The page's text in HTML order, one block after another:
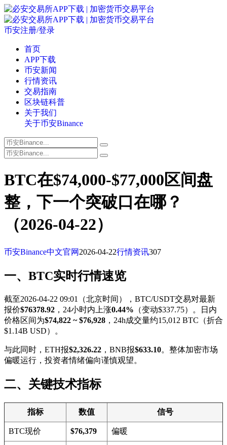
币安注册/登录
首页
APP下载
币安新闻
行情资讯
交易指南
区块链科普
关于我们
关于币安Binance
BTC在$74,000-$77,000区间盘
整，下一个突破口在哪？
（2026-04-22）
币安Binance中文官网 2026-04-22行情资讯307
一、BTC实时行情速览
截至2026-04-22 09:01（北京时间），BTC/USDT交易对最新
报价$76378.92 ，24小时内上涨0.44% （变动$337.75）。日内
价格区间为$74,822 ~ $76,928 ，24h成交量约15,012 BTC（折合
$1.14B USD）。
与此同时，ETH报$2,326.22 ，BNB报$633.10。整体加密市场
偏暖运行，投资者情绪偏向谨慎观望。
二、关键技术指标
指标 数值 信号
BTC现价 $76,379 偏暖